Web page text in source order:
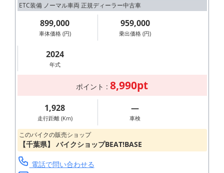
国発祥『現存
る世界最古の
ートバイブラ
ド:ロイヤルエ
フィールド』
性能と飽きの
ないリアルク
シックデザイ
PURE
ETC装備 ノーマル車両 正規ディーラー中古車
899,000
車体価格 (円)
959,000
乗出価格 (円)
2024
年式
ポイント : 8,990pt
1,928
走行距離 (Km)
―
車検
このバイクの販売ショップ
【千葉県】 バイクショップBEAT!BASE
電話で問い合わせる